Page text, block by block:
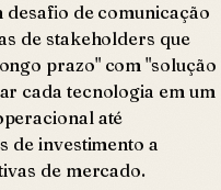
desafio de comunicação
de stakeholders que
prazo" com "solução
cada tecnologia em um
até
de investimento a
de mercado.